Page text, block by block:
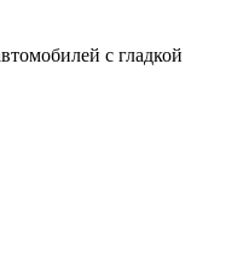
c гладкой